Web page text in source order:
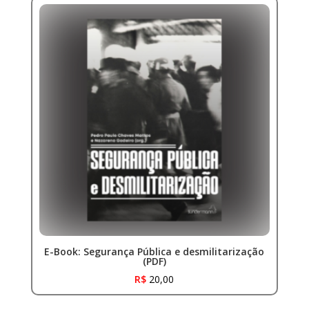
E-Book: Segurança Pública e desmilitarização
(PDF)
R$ 20,00